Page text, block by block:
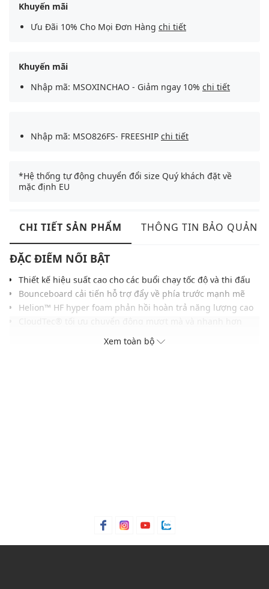
Khuyến mãi
Ưu Đãi 10% Cho Mọi Đơn Hàng chi tiết
Khuyến mãi
Nhập mã: MSOXINCHAO - Giảm ngay 10% chi tiết
Nhập mã: MSO826FS- FREESHIP chi tiết
*Hệ thống tự động chuyển đổi size Quý khách đặt về
mặc định EU
CHI TIẾT SẢN PHẨM THÔNG TIN BẢO QUẢN
ĐẶC ĐIỂM NỔI BẬT
Thiết kế hiệu suất cao cho các buổi chạy tốc độ và thi đấu
Bounceboard cải tiến hỗ trợ đẩy về phía trước mạnh mẽ
Helion™ HF hyper foam phản hồi hoàn trả năng lượng cao
Thân giày lưới kỹ thuật siêu nhẹ giúp tăng độ thoáng khí
Đệm dày cho cảm giác êm và bảo vệ khỏi tác động mạnh
Thích hợp dùng trong các dịp: Tập luyện thể thao, hoạt
Xem toàn bộ